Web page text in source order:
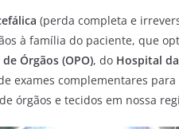
(perda completa e
à família do paciente, que
Órgãos (OPO), do Hospital
exames complementares
órgãos e tecidos em nossa